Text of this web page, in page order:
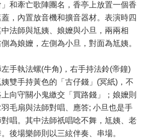
和牽亡歌陣團名，香亭上放置一個香
，內置放音機和擴音器材。表演時四
法師與尪姨、娘嬤與小旦，兩兩相
為娘嬤，左側為小旦，對面為尪姨。
手執法螺(牛角)，右手持法鈴(帝鐘)
雙手持黃色的「古仔錢」(冥紙)，不
向守關小鬼繳交「買路錢」；娘嬤則
毛扇與法師對唱、應答; 小旦也是手
唱。其中法師祇唱唸不舞，尪姨、老
後場樂師則以三絃伴奏、串場。